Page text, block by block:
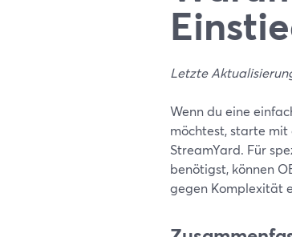
Letzte
Wenn du eine
möchtest, starte
StreamYard. Für
benötigst, können
gegen Komplexität